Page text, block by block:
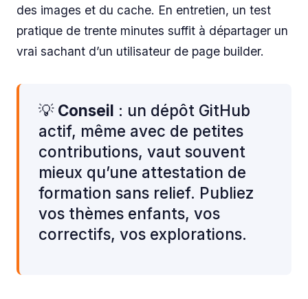
des images et du cache. En entretien, un test
pratique de trente minutes suffit à départager un
vrai sachant d’un utilisateur de page builder.
💡 Conseil : un dépôt GitHub
actif, même avec de petites
contributions, vaut souvent
mieux qu’une attestation de
formation sans relief. Publiez
vos thèmes enfants, vos
correctifs, vos explorations.